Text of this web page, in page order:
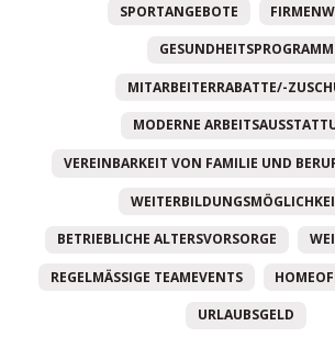
SPORTANGEBOTE
GESUNDHEITSPROGRAMM
MITARBEITERRABATTE/-
MODERNE
VEREINBARKEIT VON FAMILIE UND
BETRIEBLICHE ALTERSVORSORGE
REGELMÄSSIGE TEAMEVENTS
URLAUBSGELD